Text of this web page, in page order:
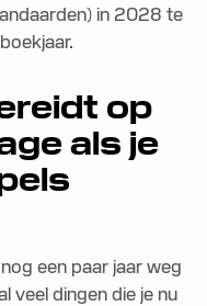
in 2028 te
op
als je
een paar jaar weg
veel dingen die je nu